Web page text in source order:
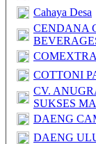
Cahaya Desa
CENDANA
COTTONI
CV.
SUKSES
DAENG
DAENG